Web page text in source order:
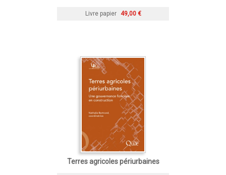
Livre papier 49,00 €
Terres agricoles périurbaines